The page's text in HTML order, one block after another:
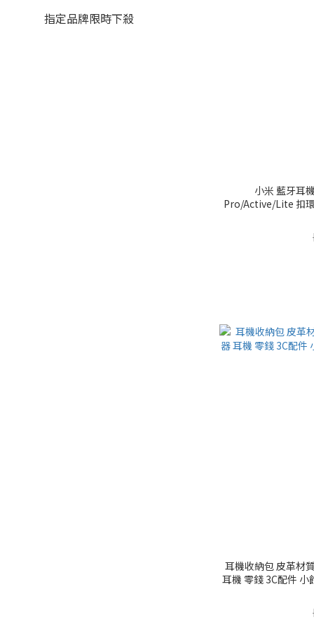
指定品牌限時下殺
小米 藍牙耳
Pro/Active/Lite 扣
耳機收納包 皮革材
耳機 零錢 3C配件 小